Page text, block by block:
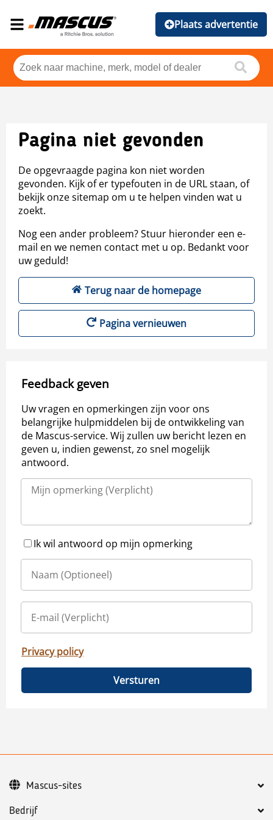
Plaats advertentie
Pagina niet gevonden
De opgevraagde pagina kon niet worden
gevonden. Kijk of er typefouten in de URL staan, of
bekijk onze sitemap om u te helpen vinden wat u
zoekt.
Nog een ander probleem? Stuur hieronder een e-
mail en we nemen contact met u op. Bedankt voor
uw geduld!
Terug naar de homepage
Pagina vernieuwen
Feedback geven
Uw vragen en opmerkingen zijn voor ons
belangrijke hulpmiddelen bij de ontwikkeling van
de Mascus-service. Wij zullen uw bericht lezen en
geven u, indien gewenst, zo snel mogelijk
antwoord.
Ik wil antwoord op mijn opmerking
Privacy policy
Versturen
Bedrijf
Mascus-sites